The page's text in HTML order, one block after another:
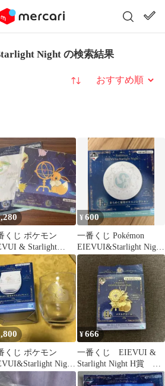
Night の検索結果
並び替え
くじ ポケモン
& Starlight
¥600
一番くじ Pokémon
EIEVUI&Starlight Night
F賞
くじ ポケモン
Night
ス
¥666
一番くじ EIEVUI &
Starlight Night H賞 グ
レイシア